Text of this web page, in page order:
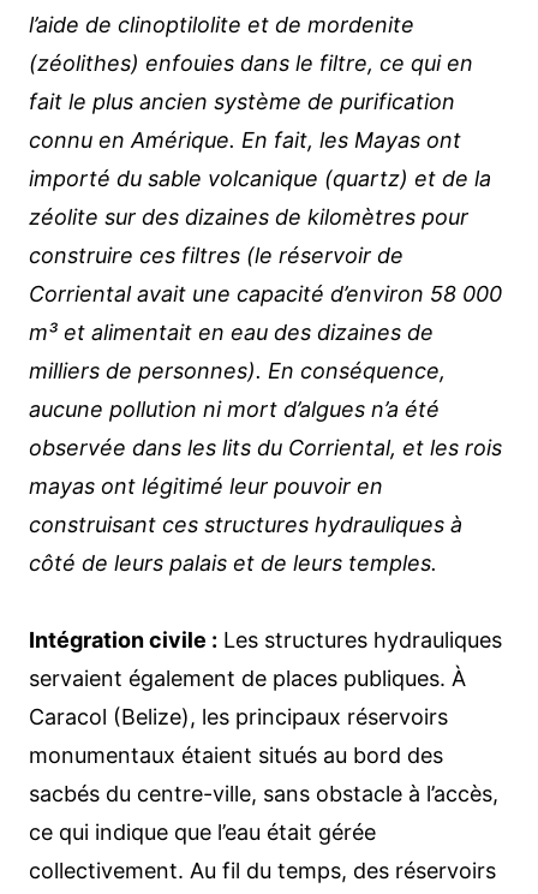
l’aide de clinoptilolite et de mordenite
(zéolithes) enfouies dans le filtre, ce qui en
fait le plus ancien système de purification
connu en Amérique. En fait, les Mayas ont
importé du sable volcanique (quartz) et de la
zéolite sur des dizaines de kilomètres pour
construire ces filtres (le réservoir de
Corriental avait une capacité d’environ 58 000
m³ et alimentait en eau des dizaines de
milliers de personnes). En conséquence,
aucune pollution ni mort d’algues n’a été
observée dans les lits du Corriental, et les rois
mayas ont légitimé leur pouvoir en
construisant ces structures hydrauliques à
côté de leurs palais et de leurs temples.
Intégration civile : Les structures hydrauliques
servaient également de places publiques. À
Caracol (Belize), les principaux réservoirs
monumentaux étaient situés au bord des
sacbés du centre-ville, sans obstacle à l’accès,
ce qui indique que l’eau était gérée
collectivement. Au fil du temps, des réservoirs